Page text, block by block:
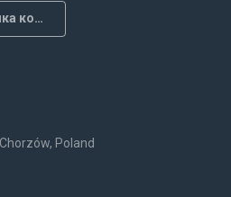
Правила и политика конф.
Poland